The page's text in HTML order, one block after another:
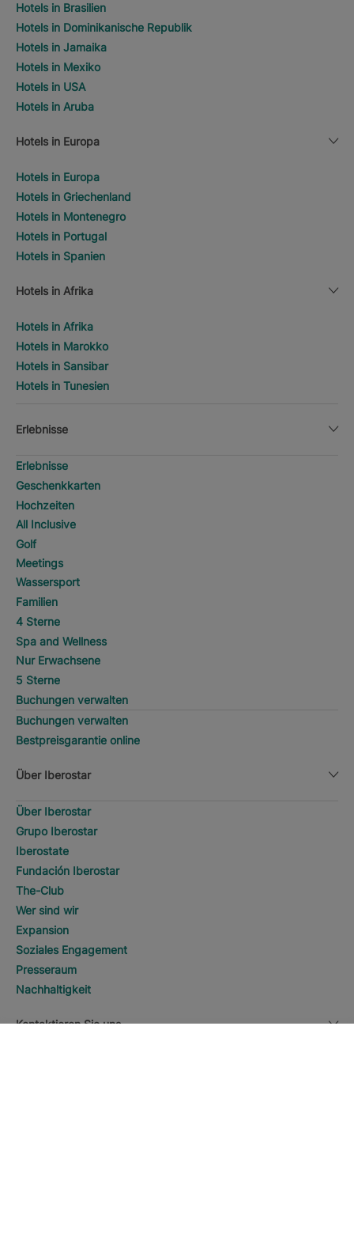
Hotels in Brasilien
Hotels in Dominikanische Republik
Hotels in Jamaika
Hotels in Mexiko
Hotels in USA
Hotels in Aruba
Hotels in Europa
Hotels in Europa
Hotels in Griechenland
Hotels in Montenegro
Hotels in Portugal
Hotels in Spanien
Hotels in Afrika
Hotels in Afrika
Hotels in Marokko
Hotels in Sansibar
Hotels in Tunesien
Erlebnisse
Erlebnisse
Geschenkkarten
Hochzeiten
All Inclusive
Golf
Meetings
Wassersport
Familien
4 Sterne
Spa and Wellness
Nur Erwachsene
5 Sterne
Buchungen verwalten
Buchungen verwalten
Bestpreisgarantie online
Über Iberostar
Über Iberostar
Grupo Iberostar
Iberostate
Fundación Iberostar
The-Club
Wer sind wir
Expansion
Soziales Engagement
Presseraum
Nachhaltigkeit
Kontaktieren Sie uns